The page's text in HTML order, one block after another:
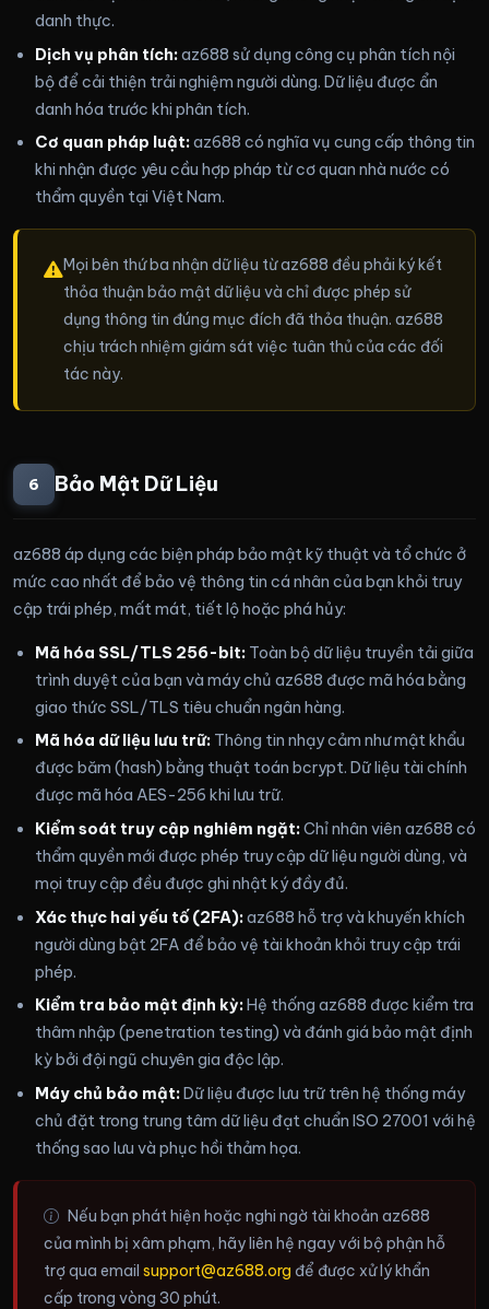
danh thực.
Dịch vụ phân tích:az688 sử dụng công cụ phân tích nội
bộ để cải thiện trải nghiệm người dùng. Dữ liệu được ẩn
danh hóa trước khi phân tích.
Cơ quan pháp luật:az688 có nghĩa vụ cung cấp thông tin
khi nhận được yêu cầu hợp pháp từ cơ quan nhà nước có
thẩm quyền tại Việt Nam.
Mọi bên thứ ba nhận dữ liệu từ az688 đều phải ký kết
thỏa thuận bảo mật dữ liệu và chỉ được phép sử
dụng thông tin đúng mục đích đã thỏa thuận. az688
chịu trách nhiệm giám sát việc tuân thủ của các đối
tác này.
6 Bảo Mật Dữ Liệu
az688 áp dụng các biện pháp bảo mật kỹ thuật và tổ chức ở
mức cao nhất để bảo vệ thông tin cá nhân của bạn khỏi truy
cập trái phép, mất mát, tiết lộ hoặc phá hủy:
Mã hóa SSL/TLS 256-bit: Toàn bộ dữ liệu truyền tải giữa
trình duyệt của bạn và máy chủ az688 được mã hóa bằng
giao thức SSL/TLS tiêu chuẩn ngân hàng.
Mã hóa dữ liệu lưu trữ: Thông tin nhạy cảm như mật khẩu
được băm (hash) bằng thuật toán bcrypt. Dữ liệu tài chính
được mã hóa AES-256 khi lưu trữ.
Kiểm soát truy cập nghiêm ngặt:Chỉ nhân viên az688 có
thẩm quyền mới được phép truy cập dữ liệu người dùng, và
mọi truy cập đều được ghi nhật ký đầy đủ.
Xác thực hai yếu tố (2FA):az688 hỗ trợ và khuyến khích
người dùng bật 2FA để bảo vệ tài khoản khỏi truy cập trái
phép.
Kiểm tra bảo mật định kỳ:Hệ thống az688 được kiểm tra
thâm nhập (penetration testing) và đánh giá bảo mật định
kỳ bởi đội ngũ chuyên gia độc lập.
Máy chủ bảo mật:Dữ liệu được lưu trữ trên hệ thống máy
chủ đặt trong trung tâm dữ liệu đạt chuẩn ISO 27001 với hệ
thống sao lưu và phục hồi thảm họa.
Nếu bạn phát hiện hoặc nghi ngờ tài khoản az688
của mình bị xâm phạm, hãy liên hệ ngay với bộ phận hỗ
trợ qua email support@az688.org để được xử lý khẩn
cấp trong vòng 30 phút.